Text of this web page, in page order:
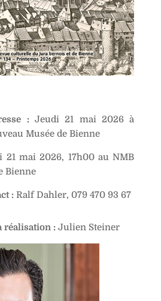
: Jeudi 21 mai 2026 à
Musée de Bienne
21 mai 2026, 17h00 au NMB
Bienne
:Ralf Dahler, 079 470 93 67
réalisation : Julien Steiner